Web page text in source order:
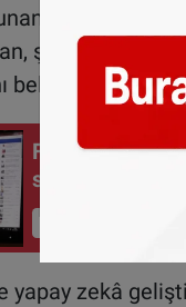
şirketin daha
belirtti.
Facebook’ta
sakın açmayın
yapay zekâ